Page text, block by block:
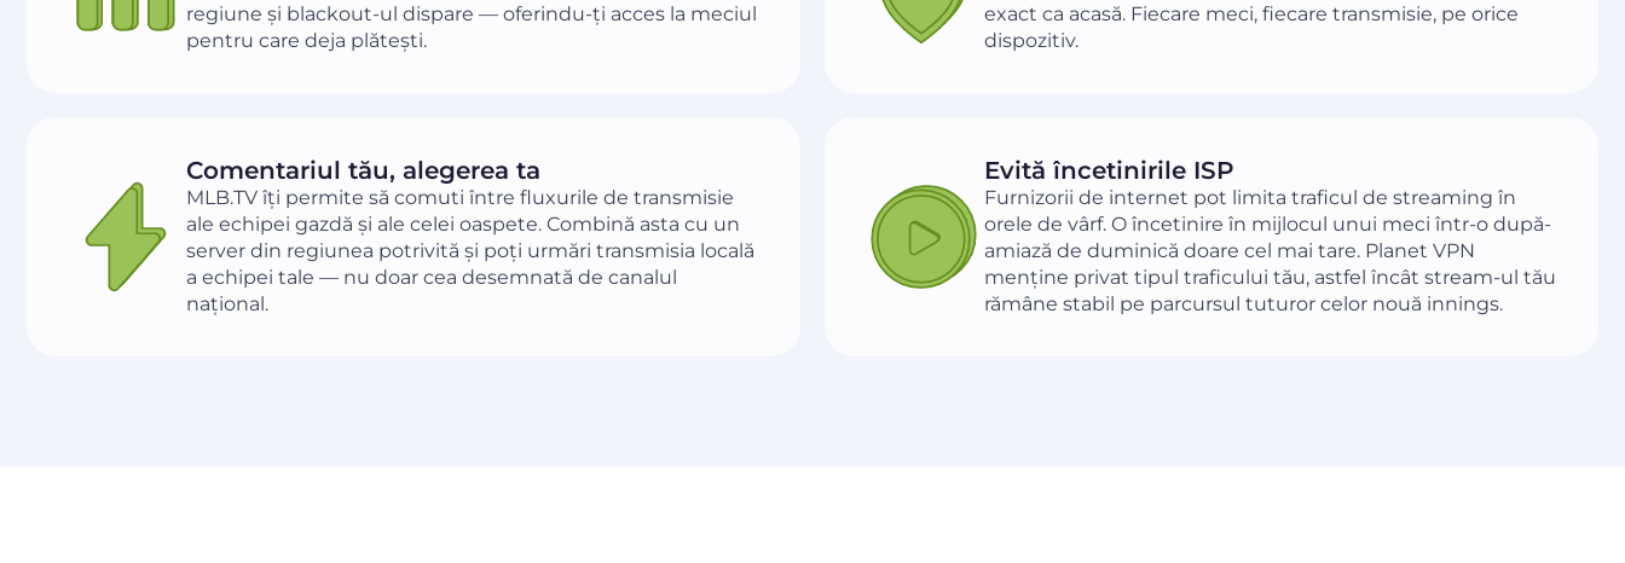
regiune și blackout-ul dispare — oferindu-ți acces la meciul
pentru care deja plătești.
exact ca acasă. Fiecare meci, fiecare transmisie, pe orice
dispozitiv.
Comentariul tău, alegerea ta
MLB.TV îți permite să comuti între fluxurile de transmisie
ale echipei gazdă și ale celei oaspete. Combină asta cu un
server din regiunea potrivită și poți urmări transmisia locală
a echipei tale — nu doar cea desemnată de canalul
național.
Evită încetinirile ISP
Furnizorii de internet pot limita traficul de streaming în
orele de vârf. O încetinire în mijlocul unui meci într-o după-
amiază de duminică doare cel mai tare. Planet VPN
menține privat tipul traficului tău, astfel încât stream-ul tău
rămâne stabil pe parcursul tuturor celor nouă innings.